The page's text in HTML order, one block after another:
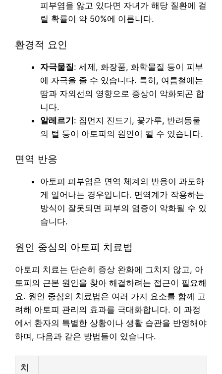
피부염을 앓고 있다면 자녀가 해당 질환에 걸
릴 확률이 약 50%에 이릅니다.
환경적 요인
자극물질: 세제, 화장품, 화학물질 등이 피부
에 자극을 줄 수 있습니다. 특히, 여름철에는
땀과 자외선의 영향으로 증상이 악화되곤 합
니다.
알레르기: 집먼지 진드기, 꽃가루, 반려동물
의 털 등이 아토피의 원인이 될 수 있습니다.
면역 반응
아토피 피부염은 면역 체계의 반응이 과도하
게 일어나는 경우입니다. 면역계가 작용하는
방식이 잘못되면 피부의 염증이 악화될 수 있
습니다.
원인 중심의 아토피 치료법
아토피 치료는 단순히 증상 완화에 그치지 않고, 아
토피의 근본 원인을 찾아 해결하려는 접근이 필요해
요. 원인 중심의 치료법은 여러 가지 요소를 함께 고
려해 아토피 관리의 효과를 극대화합니다. 이 과정
에서 환자의 특별한 상황이나 생활 습관을 반영해야
하며, 다음과 같은 방법들이 있습니다.
치